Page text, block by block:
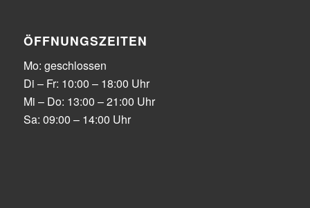
ÖFFNUNGSZEITEN
Mo: geschlossen
Di – Fr: 10:00 – 18:00 Uhr
Mi – Do: 13:00 – 21:00 Uhr
Sa: 09:00 – 14:00 Uhr